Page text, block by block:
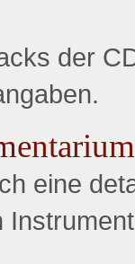
der
eine